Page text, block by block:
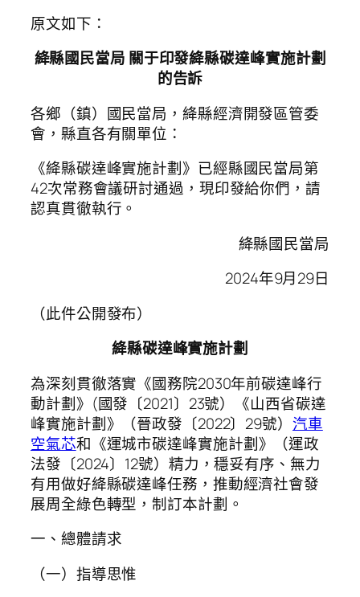
原文如下：
絳縣國民當局 關于印發絳縣碳達峰實施計劃
的告訴
各鄉（鎮）國民當局，絳縣經濟開發區管委
會，縣直各有關單位：
《絳縣碳達峰實施計劃》已經縣國民當局第
42次常務會議研討通過，現印發給你們，請
認真貫徹執行。
絳縣國民當局
2024年9月29日
（此件公開發布）
絳縣碳達峰實施計劃
為深刻貫徹落實《國務院2030年前碳達峰行
動計劃》(國發〔2021〕23號）《山西省碳達
峰實施計劃》（晉政發〔2022〕29號） 汽車
空氣芯和《運城市碳達峰實施計劃》（運政
法發〔2024〕12號）精力，穩妥有序、無力
有用做好絳縣碳達峰任務，推動經濟社會發
展周全綠色轉型，制訂本計劃。
一、總體請求
（一）指導思惟